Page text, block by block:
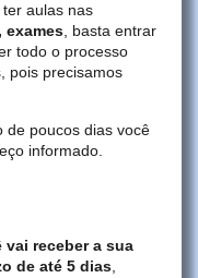
ter aulas nas
exames, basta entrar
todo o processo
pois precisamos
de poucos dias você
informado.
vai receber a sua
de até 5 dias,